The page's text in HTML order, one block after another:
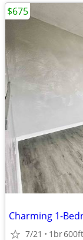
Charming 1-
7/21 1br600ft
$675